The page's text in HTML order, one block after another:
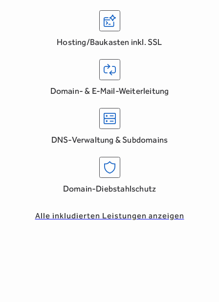
Hosting/Baukasten inkl. SSL
Domain- & E-Mail-Weiterleitung
DNS-Verwaltung & Subdomains
Domain-Diebstahlschutz
Alle inkludierten Leistungen anzeigen